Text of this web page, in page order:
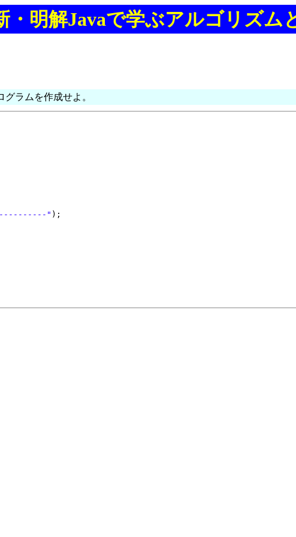
・明解Javaで学ぶアルゴリズム
ラムを作成せよ。
" ) ;